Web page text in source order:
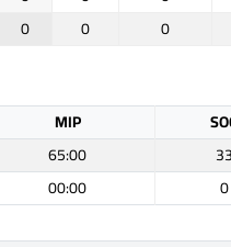
0 0 0
MIP
65:00 33
00:00 0